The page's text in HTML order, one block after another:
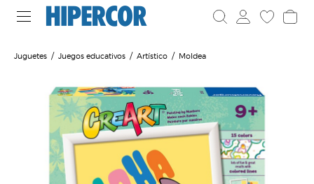
Juguetes Juegos educativos Artístico Moldea